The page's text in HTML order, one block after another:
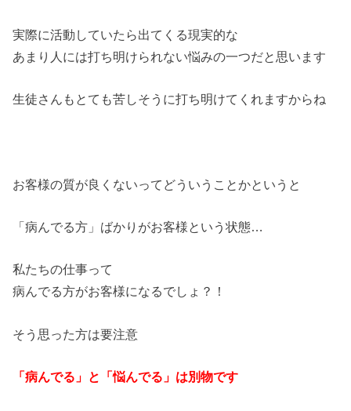
実際に活動していたら出てくる現実的な
あまり人には打ち明けられない悩みの一つだと思います
生徒さんもとても苦しそうに打ち明けてくれますからね
お客様の質が良くないってどういうことかというと
「病んでる方」ばかりがお客様という状態…
私たちの仕事って
病んでる方がお客様になるでしょ？！
そう思った方は要注意
「病んでる」と「悩んでる」は別物です